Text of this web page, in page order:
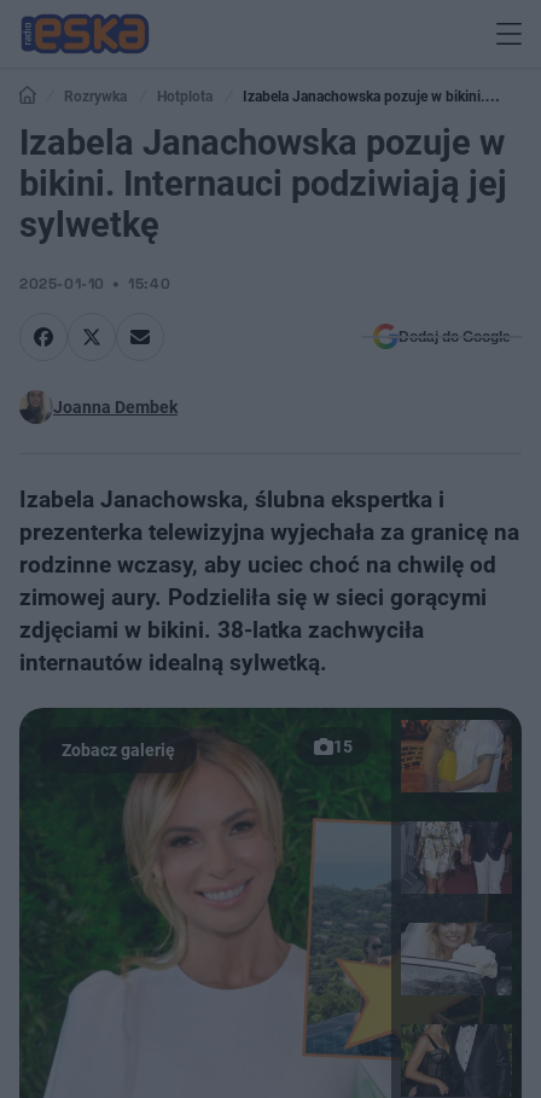
Rozrywka Hotplota
Izabela Janachowska pozuje w bikini.
Internauci podziwiają jej sylwetkę
Izabela Janachowska pozuje w
bikini. Internauci podziwiają jej
sylwetkę
2025-01-10 15:40
Dodaj do Google
Joanna Dembek
Izabela Janachowska, ślubna ekspertka i
prezenterka telewizyjna wyjechała za granicę na
rodzinne wczasy, aby uciec choć na chwilę od
zimowej aury. Podzieliła się w sieci gorącymi
zdjęciami w bikini. 38-latka zachwyciła
internautów idealną sylwetką.
15